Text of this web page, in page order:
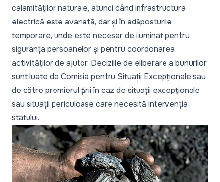
calamităților naturale, atunci când infrastructura
electrică este avariată, dar și în adăposturile
temporare, unde este necesar de iluminat pentru
siguranța persoanelor și pentru coordonarea
activităților de ajutor. Deciziile de eliberare a bunurilor
sunt luate de Comisia pentru Situații Excepționale sau
de către premierul țării în caz de situații excepționale
sau situații periculoase care necesită intervenția
statului.